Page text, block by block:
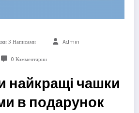
З Написами Admin
0 Комментарии
найкращі чашки
в подарунок